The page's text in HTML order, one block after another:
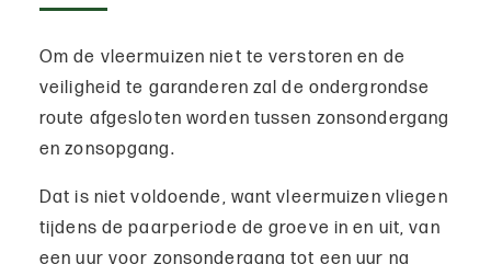
Om de vleermuizen niet te verstoren en de
veiligheid te garanderen zal de ondergrondse
route afgesloten worden tussen zonsondergang
en zonsopgang.
Dat is niet voldoende, want vleermuizen vliegen
tijdens de paarperiode de groeve in en uit, van
een uur voor zonsondergang tot een uur na